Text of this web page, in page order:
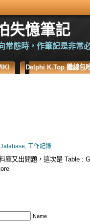
失憶筆記
常態時，作筆記是非常
Delphi K.Top 離線包
Database, 工作紀錄
庫又出問題，這次是 Table :
Name